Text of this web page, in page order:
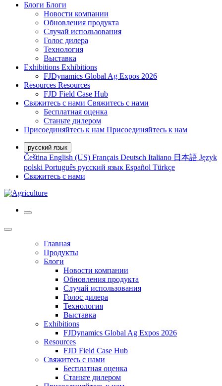
Блоги Блоги
Новости компании
Обновления продукта
Случай использования
Голос дилера
Технология
Выставка
Exhibitions Exhibitions
FJDynamics Global Ag Expos 2026
Resources Resources
FJD Field Case Hub
Свяжитесь с нами Свяжитесь с нами
Бесплатная оценка
Станьте дилером
Присоединяйтесь к нам Присоединяйтесь к нам
русский язык
Čeština English (US) Français Deutsch Italiano 日本語 Język
polski Português русский язык Español Türkçe
Свяжитесь с нами
Главная
Продукты
Блоги
Новости компании
Обновления продукта
Случай использования
Голос дилера
Технология
Выставка
Exhibitions
FJDynamics Global Ag Expos 2026
Resources
FJD Field Case Hub
Свяжитесь с нами
Бесплатная оценка
Станьте дилером